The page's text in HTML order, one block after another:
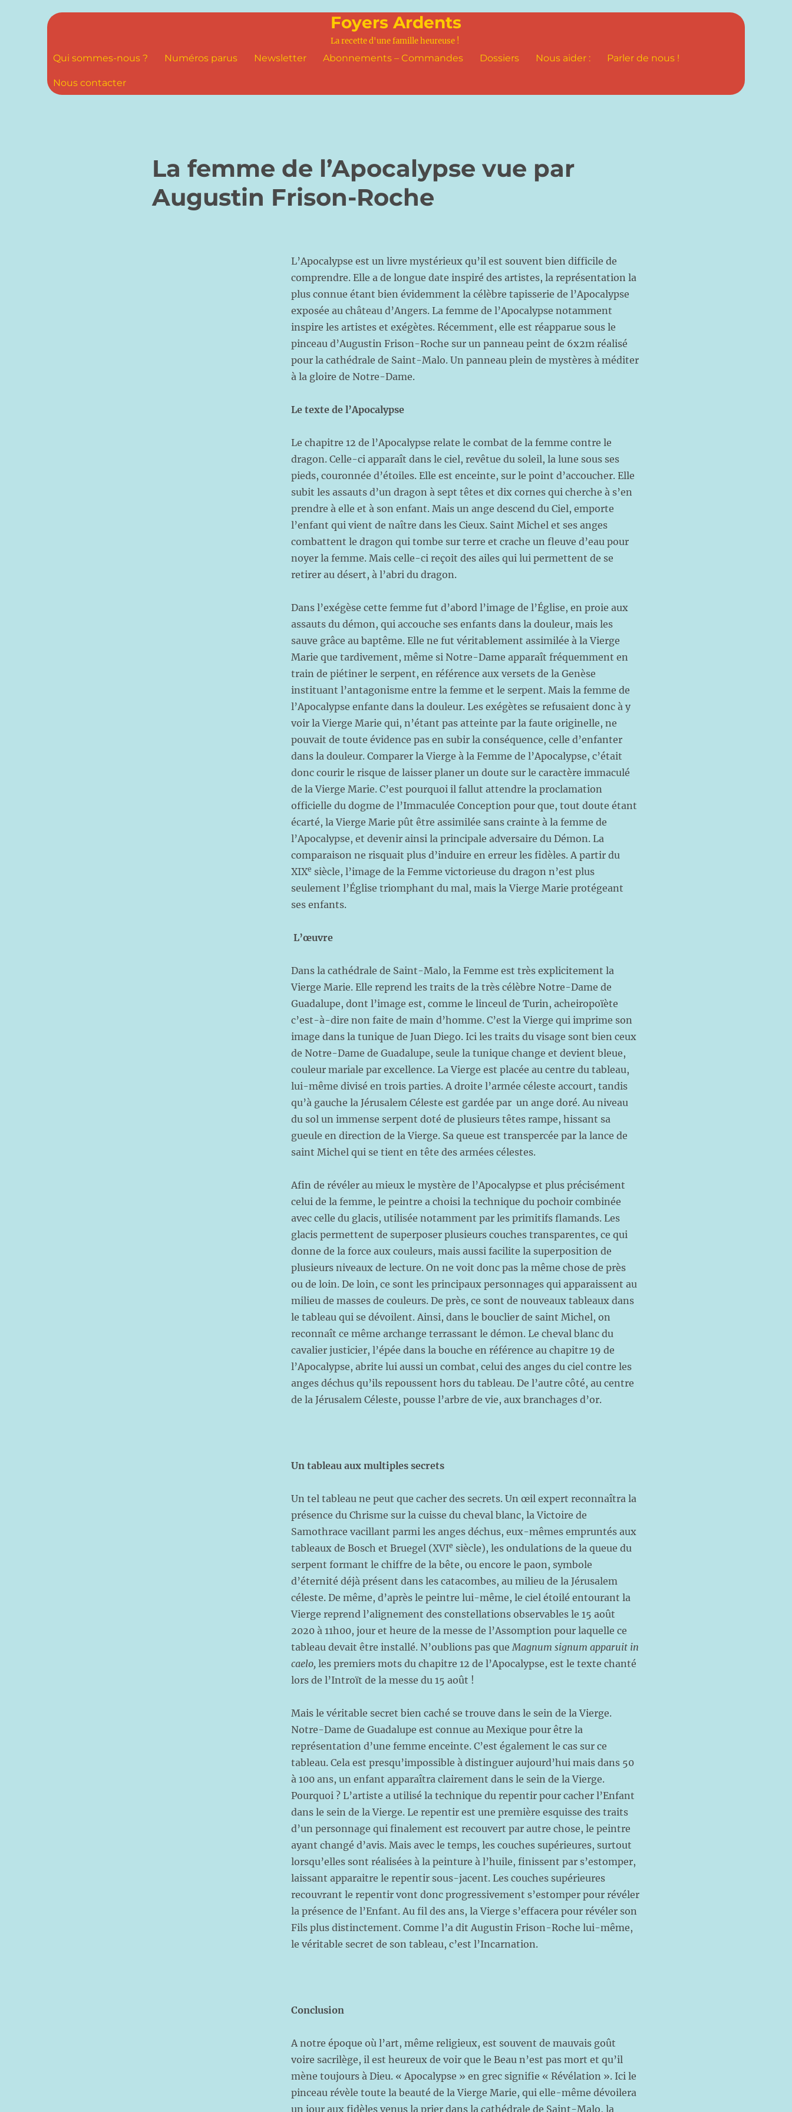
Foyers Ardents
La recette d'une famille heureuse !
Qui sommes-nous ? Numéros parus Newsletter Abonnements – Commandes Dossiers Nous aider : Parler de nous !
Nous contacter
La femme de l’Apocalypse vue par
Augustin Frison-Roche
L’Apocalypse est un livre mystérieux qu’il est souvent bien difficile de
comprendre. Elle a de longue date inspiré des artistes, la représentation la
plus connue étant bien évidemment la célèbre tapisserie de l’Apocalypse
exposée au château d’Angers. La femme de l’Apocalypse notamment
inspire les artistes et exégètes. Récemment, elle est réapparue sous le
pinceau d’Augustin Frison-Roche sur un panneau peint de 6x2m réalisé
pour la cathédrale de Saint-Malo. Un panneau plein de mystères à méditer
à la gloire de Notre-Dame.
Le texte de l’Apocalypse
Le chapitre 12 de l’Apocalypse relate le combat de la femme contre le
dragon. Celle-ci apparaît dans le ciel, revêtue du soleil, la lune sous ses
pieds, couronnée d’étoiles. Elle est enceinte, sur le point d’accoucher. Elle
subit les assauts d’un dragon à sept têtes et dix cornes qui cherche à s’en
prendre à elle et à son enfant. Mais un ange descend du Ciel, emporte
l’enfant qui vient de naître dans les Cieux. Saint Michel et ses anges
combattent le dragon qui tombe sur terre et crache un fleuve d’eau pour
noyer la femme. Mais celle-ci reçoit des ailes qui lui permettent de se
retirer au désert, à l’abri du dragon.
Dans l’exégèse cette femme fut d’abord l’image de l’Église, en proie aux
assauts du démon, qui accouche ses enfants dans la douleur, mais les
sauve grâce au baptême. Elle ne fut véritablement assimilée à la Vierge
Marie que tardivement, même si Notre-Dame apparaît fréquemment en
train de piétiner le serpent, en référence aux versets de la Genèse
instituant l’antagonisme entre la femme et le serpent. Mais la femme de
l’Apocalypse enfante dans la douleur. Les exégètes se refusaient donc à y
voir la Vierge Marie qui, n’étant pas atteinte par la faute originelle, ne
pouvait de toute évidence pas en subir la conséquence, celle d’enfanter
dans la douleur. Comparer la Vierge à la Femme de l’Apocalypse, c’était
donc courir le risque de laisser planer un doute sur le caractère immaculé
de la Vierge Marie. C’est pourquoi il fallut attendre la proclamation
officielle du dogme de l’Immaculée Conception pour que, tout doute étant
écarté, la Vierge Marie pût être assimilée sans crainte à la femme de
l’Apocalypse, et devenir ainsi la principale adversaire du Démon. La
comparaison ne risquait plus d’induire en erreur les fidèles. A partir du
XIXe siècle, l’image de la Femme victorieuse du dragon n’est plus
seulement l’Église triomphant du mal, mais la Vierge Marie protégeant
ses enfants.
L’œuvre
Dans la cathédrale de Saint-Malo, la Femme est très explicitement la
Vierge Marie. Elle reprend les traits de la très célèbre Notre-Dame de
Guadalupe, dont l’image est, comme le linceul de Turin, acheiropoïète
c’est-à-dire non faite de main d’homme. C’est la Vierge qui imprime son
image dans la tunique de Juan Diego. Ici les traits du visage sont bien ceux
de Notre-Dame de Guadalupe, seule la tunique change et devient bleue,
couleur mariale par excellence. La Vierge est placée au centre du tableau,
lui-même divisé en trois parties. A droite l’armée céleste accourt, tandis
qu’à gauche la Jérusalem Céleste est gardée par un ange doré. Au niveau
du sol un immense serpent doté de plusieurs têtes rampe, hissant sa
gueule en direction de la Vierge. Sa queue est transpercée par la lance de
saint Michel qui se tient en tête des armées célestes.
Afin de révéler au mieux le mystère de l’Apocalypse et plus précisément
celui de la femme, le peintre a choisi la technique du pochoir combinée
avec celle du glacis, utilisée notamment par les primitifs flamands. Les
glacis permettent de superposer plusieurs couches transparentes, ce qui
donne de la force aux couleurs, mais aussi facilite la superposition de
plusieurs niveaux de lecture. On ne voit donc pas la même chose de près
ou de loin. De loin, ce sont les principaux personnages qui apparaissent au
milieu de masses de couleurs. De près, ce sont de nouveaux tableaux dans
le tableau qui se dévoilent. Ainsi, dans le bouclier de saint Michel, on
reconnaît ce même archange terrassant le démon. Le cheval blanc du
cavalier justicier, l’épée dans la bouche en référence au chapitre 19 de
l’Apocalypse, abrite lui aussi un combat, celui des anges du ciel contre les
anges déchus qu’ils repoussent hors du tableau. De l’autre côté, au centre
de la Jérusalem Céleste, pousse l’arbre de vie, aux branchages d’or.
Un tableau aux multiples secrets
Un tel tableau ne peut que cacher des secrets. Un œil expert reconnaîtra la
présence du Chrisme sur la cuisse du cheval blanc, la Victoire de
Samothrace vacillant parmi les anges déchus, eux-mêmes empruntés aux
tableaux de Bosch et Bruegel (XVIe siècle), les ondulations de la queue du
serpent formant le chiffre de la bête, ou encore le paon, symbole
d’éternité déjà présent dans les catacombes, au milieu de la Jérusalem
céleste. De même, d’après le peintre lui-même, le ciel étoilé entourant la
Vierge reprend l’alignement des constellations observables le 15 août
2020 à 11h00, jour et heure de la messe de l’Assomption pour laquelle ce
tableau devait être installé. N’oublions pas queMagnum signum apparuit in
caelo,les premiers mots du chapitre 12 de l’Apocalypse, est le texte chanté
lors de l’Introït de la messe du 15 août !
Mais le véritable secret bien caché se trouve dans le sein de la Vierge.
Notre-Dame de Guadalupe est connue au Mexique pour être la
représentation d’une femme enceinte. C’est également le cas sur ce
tableau. Cela est presqu’impossible à distinguer aujourd’hui mais dans 50
à 100 ans, un enfant apparaîtra clairement dans le sein de la Vierge.
Pourquoi ? L’artiste a utilisé la technique du repentir pour cacher l’Enfant
dans le sein de la Vierge. Le repentir est une première esquisse des traits
d’un personnage qui finalement est recouvert par autre chose, le peintre
ayant changé d’avis. Mais avec le temps, les couches supérieures, surtout
lorsqu’elles sont réalisées à la peinture à l’huile, finissent par s’estomper,
laissant apparaitre le repentir sous-jacent. Les couches supérieures
recouvrant le repentir vont donc progressivement s’estomper pour révéler
la présence de l’Enfant. Au fil des ans, la Vierge s’effacera pour révéler son
Fils plus distinctement. Comme l’a dit Augustin Frison-Roche lui-même,
le véritable secret de son tableau, c’est l’Incarnation.
Conclusion
A notre époque où l’art, même religieux, est souvent de mauvais goût
voire sacrilège, il est heureux de voir que le Beau n’est pas mort et qu’il
mène toujours à Dieu. « Apocalypse » en grec signifie « Révélation ». Ici le
pinceau révèle toute la beauté de la Vierge Marie, qui elle-même dévoilera
un jour aux fidèles venus la prier dans la cathédrale de Saint-Malo, la